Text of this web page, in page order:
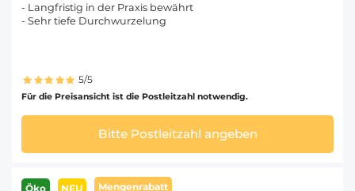
- Langfristig in der Praxis bewährt
- Sehr tiefe Durchwurzelung
5/5
Für die Preisansicht ist die Postleitzahl notwendig.
Bitte Postleitzahl angeben
Öko NEU Mengenrabatt